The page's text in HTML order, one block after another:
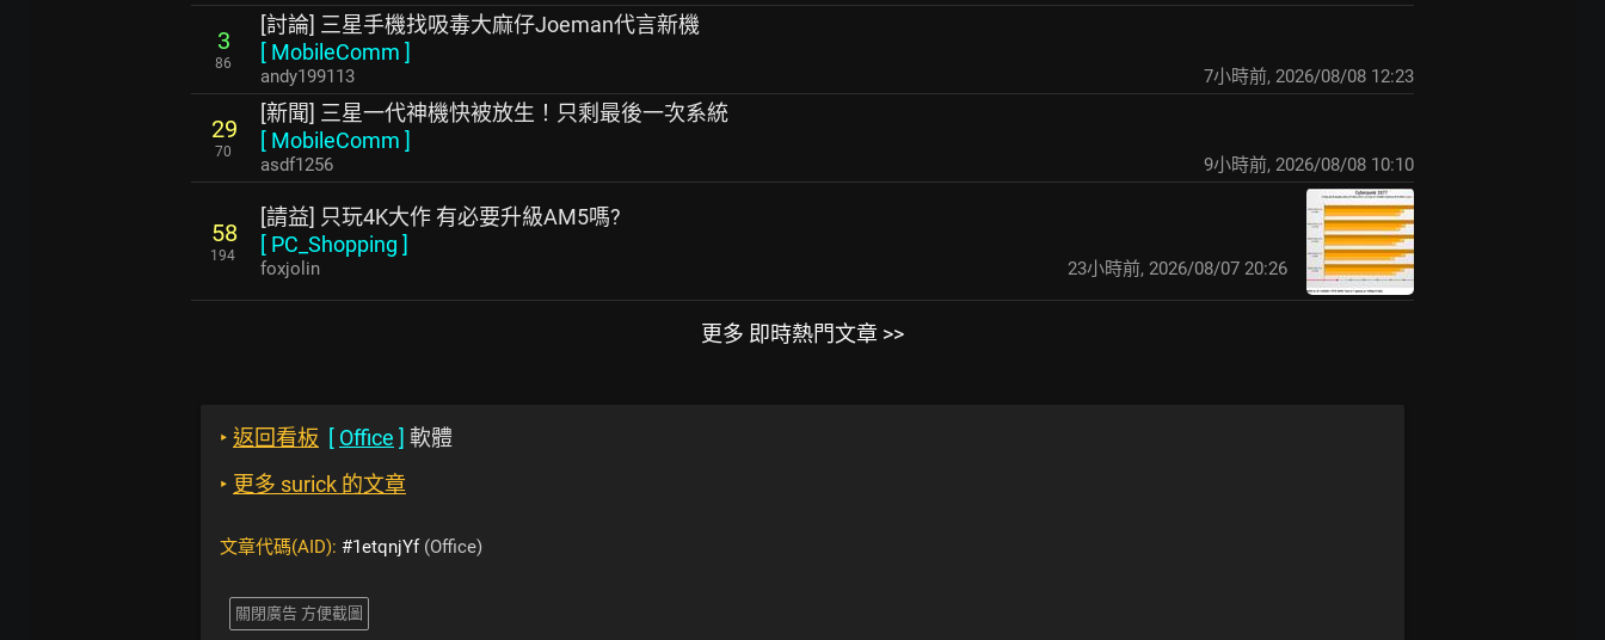
3
86
[討論] 三星手機找吸毒大麻仔Joeman代言新機
[ MobileComm ]
andy199113 7小時前, 2026/08/08 12:23
29
70
[新聞] 三星一代神機快被放生！只剩最後一次系統
[ MobileComm ]
asdf1256 9小時前, 2026/08/08 10:10
58
194
[請益] 只玩4K大作 有必要升級AM5嗎?
[ PC_Shopping ]
foxjolin 23小時前, 2026/08/07 20:26
更多 即時熱門文章 >>
‣ 返回看板 [ Office ] 軟體
‣ 更多 surick 的文章
文章代碼(AID): #1etqnjYf(Office)
關閉廣告 方便截圖